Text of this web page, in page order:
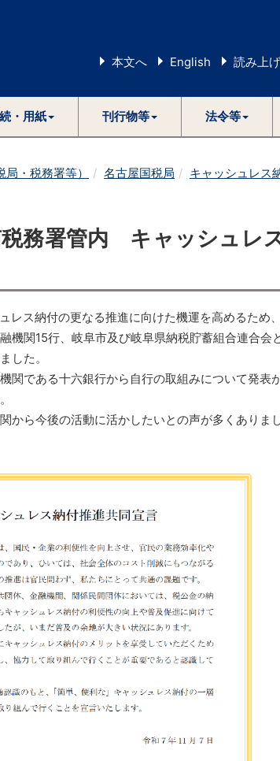
本文へ English 読み上
・用紙 刊行物等 法令等
・税務署等） 名古屋国税局
キャッシュレス
税務署管内 キャッシュレ
レス納付の更なる推進に向けた機運を高めるため
機関15行、岐阜市及び岐阜県納税貯蓄組合連合会
した。
関である十六銀行から自行の取組みについて発表
ら今後の活動に活かしたいとの声が多くありまし